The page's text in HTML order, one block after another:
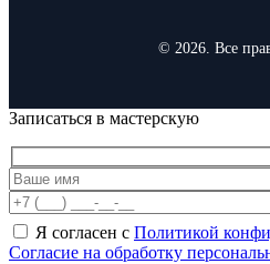
© 2026. Все
Записаться в мастерскую
Я согласен с Политикой
Согласие на обработку